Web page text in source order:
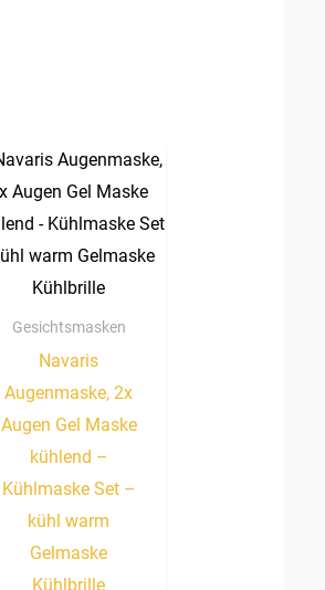
Gesichtsmasken
Navaris
Augenmaske, 2x
Augen Gel Maske
kühlend –
Kühlmaske Set –
kühl warm
Gelmaske
Kühlbrille